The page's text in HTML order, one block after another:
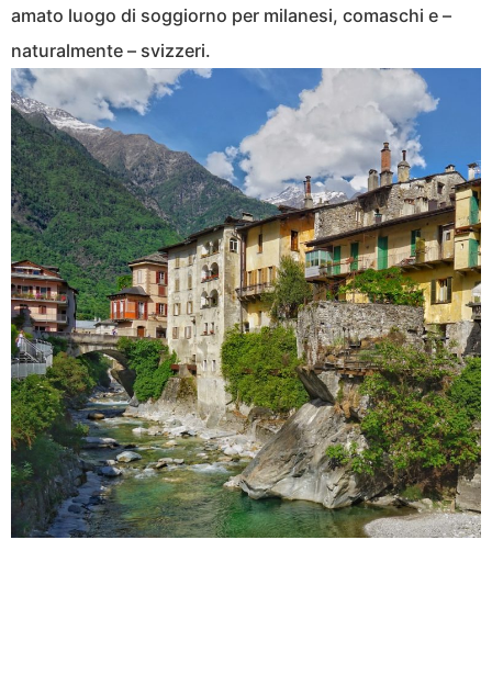
amato luogo di soggiorno per milanesi, comaschi e –
naturalmente – svizzeri.